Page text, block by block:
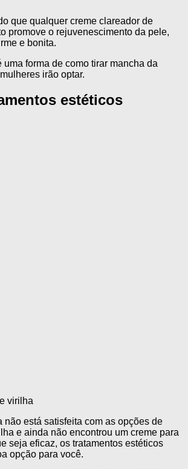
que qualquer creme clareador de
promove o rejuvenescimento da pele,
e bonita.
uma forma de como tirar mancha da
irão optar.
estéticos
virilha
não está satisfeita com as opções de
e ainda não encontrou um creme para
seja eficaz, os tratamentos estéticos
opção para você.